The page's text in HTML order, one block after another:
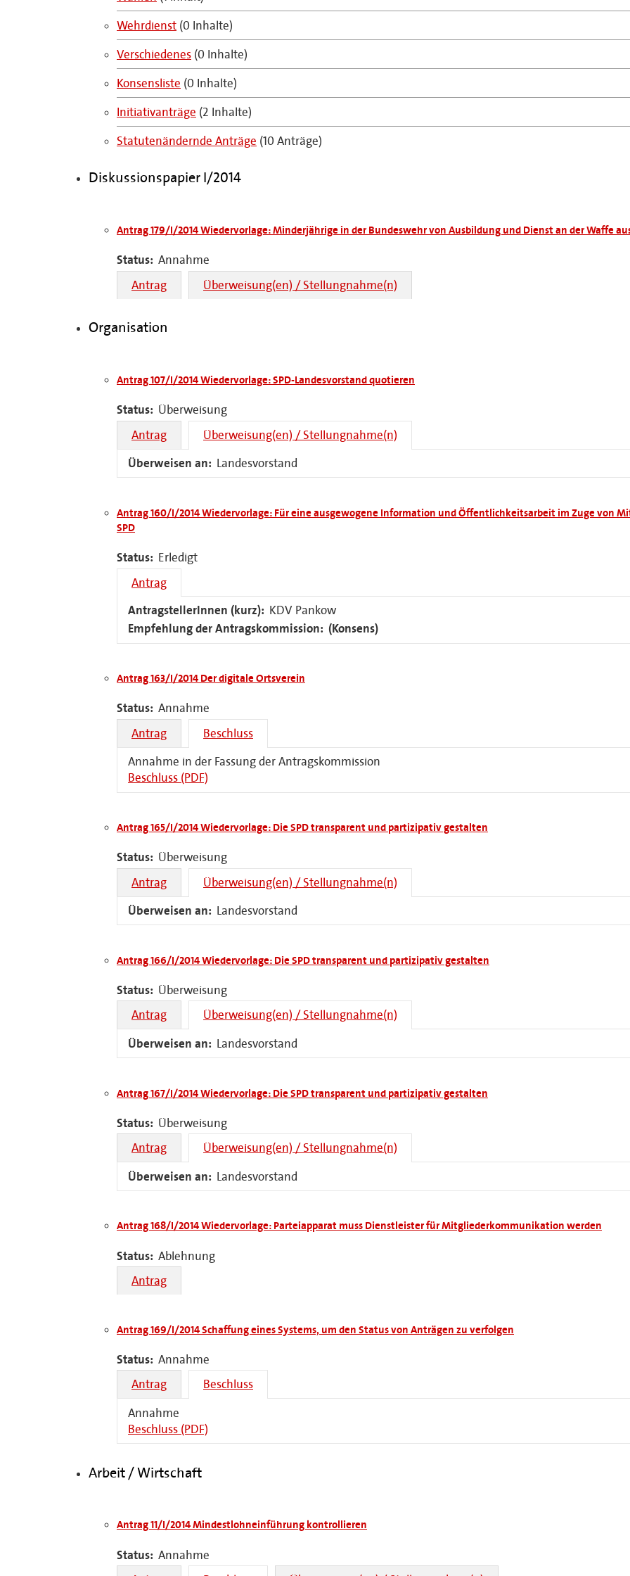
Wehrdienst (0 Inhalte)
Verschiedenes (0 Inhalte)
Konsensliste (0 Inhalte)
Initiativanträge (2 Inhalte)
Statutenändernde Anträge (10 Anträge)
Diskussionspapier I/2014
Antrag 179/I/2014 Wiedervorlage: Minderjährige in der Bundeswehr von Ausbildung und Dienst an der Waffe
Status: Annahme
Antrag
Überweisung(en) / Stellungnahme(n)
Organisation
Antrag 107/I/2014 Wiedervorlage: SPD-Landesvorstand quotieren
Status: Überweisung
Antrag
Überweisung(en) / Stellungnahme(n)
Überweisen an: Landesvorstand
Antrag 160/I/2014 Wiedervorlage: Für eine ausgewogene Information und Öffentlichkeitsarbeit im Zuge von
SPD
Status: Erledigt
Antrag
AntragstellerInnen (kurz): KDV Pankow
Empfehlung der Antragskommission: (Konsens)
Antrag 163/I/2014 Der digitale Ortsverein
Status: Annahme
Antrag
Beschluss
Annahme in der Fassung der Antragskommission
Beschluss (PDF)
Antrag 165/I/2014 Wiedervorlage: Die SPD transparent und partizipativ gestalten
Status: Überweisung
Antrag
Überweisung(en) / Stellungnahme(n)
Überweisen an: Landesvorstand
Antrag 166/I/2014 Wiedervorlage: Die SPD transparent und partizipativ gestalten
Status: Überweisung
Antrag
Überweisung(en) / Stellungnahme(n)
Überweisen an: Landesvorstand
Antrag 167/I/2014 Wiedervorlage: Die SPD transparent und partizipativ gestalten
Status: Überweisung
Antrag
Überweisung(en) / Stellungnahme(n)
Überweisen an: Landesvorstand
Antrag 168/I/2014 Wiedervorlage: Parteiapparat muss Dienstleister für Mitgliederkommunikation werden
Status: Ablehnung
Antrag
Antrag 169/I/2014 Schaffung eines Systems, um den Status von Anträgen zu verfolgen
Status: Annahme
Antrag
Beschluss
Annahme
Beschluss (PDF)
Arbeit / Wirtschaft
Antrag 11/I/2014 Mindestlohneinführung kontrollieren
Status: Annahme